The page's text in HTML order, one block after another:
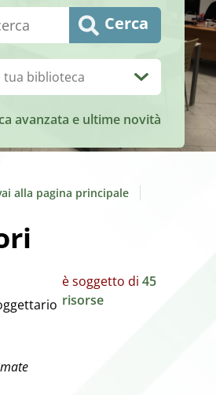
Cerca
avanzata e ultime novità
alla pagina principale
è soggetto di 45
risorse